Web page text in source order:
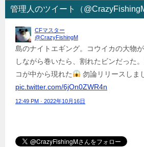
管理人のツイート（
CFマスター
@CrazyFishingM
島のナイトエギング。コウイカの大物
しながら巻いたら、割れたビンだった
コが中から現れた
勿論リリースしま
pic.twitter.com/6jOn0ZWR4n
12:49 PM · 2022年10月16日